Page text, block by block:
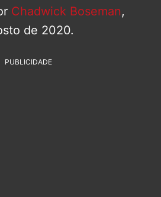
Chadwick Boseman,
de 2020.
PUBLICIDADE